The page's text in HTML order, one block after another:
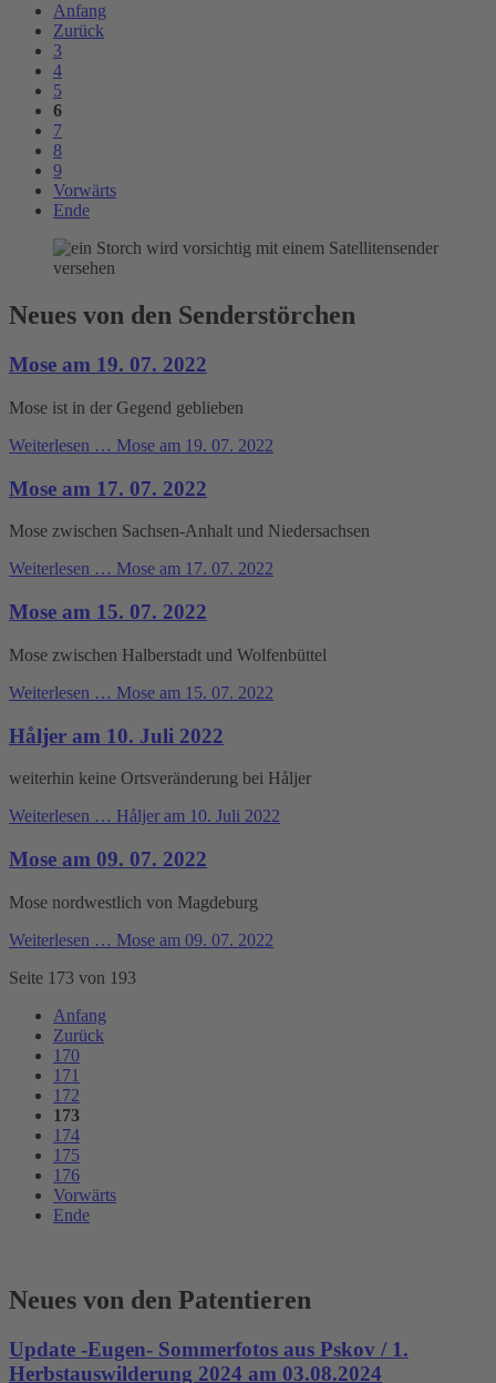
Anfang
Zurück
3
4
5
6
7
8
9
Vorwärts
Ende
Neues von den Senderstörchen
Mose am 19. 07. 2022
Mose ist in der Gegend geblieben
Weiterlesen … Mose am 19. 07. 2022
Mose am 17. 07. 2022
Mose zwischen Sachsen-Anhalt und Niedersachsen
Weiterlesen … Mose am 17. 07. 2022
Mose am 15. 07. 2022
Mose zwischen Halberstadt und Wolfenbüttel
Weiterlesen … Mose am 15. 07. 2022
Håljer am 10. Juli 2022
weiterhin keine Ortsveränderung bei Håljer
Weiterlesen … Håljer am 10. Juli 2022
Mose am 09. 07. 2022
Mose nordwestlich von Magdeburg
Weiterlesen … Mose am 09. 07. 2022
Seite 173 von 193
Anfang
Zurück
170
171
172
173
174
175
176
Vorwärts
Ende
Neues von den Patentieren
Update -Eugen- Sommerfotos aus Pskov / 1.
Herbstauswilderung 2024 am 03.08.2024